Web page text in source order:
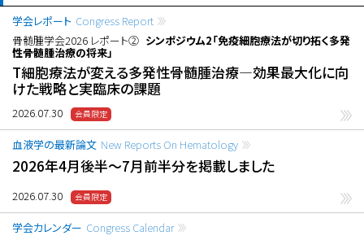
学会レポート Congress Report
骨髄腫学会2026 レポート② シンポジウム2「免疫細胞療法が切り拓く多発
性骨髄腫治療の将来」
T細胞療法が変える多発性骨髄腫治療―効果最大化に向
けた戦略と実臨床の課題
2026.07.30
血液学の最新論文 New Reports On Hematology
2026年4月後半〜7月前半分を掲載しました
2026.07.30
学会カレンダー Congress Calendar